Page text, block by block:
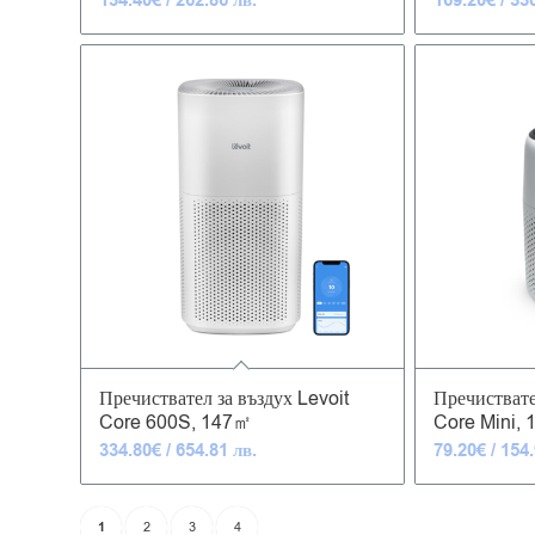
Пречиствател за въздух Levoit
Core 600S, 147㎡
334.80€/ 654.81 лв.
Core Mini,
79.20€/
1 2 3 4